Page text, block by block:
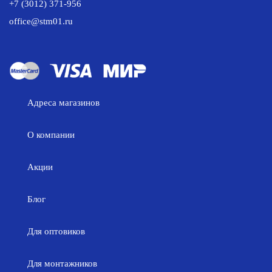
+7 (3012) 371-956
office@stm01.ru
Адреса магазинов
О компании
Акции
Блог
Для оптовиков
Для монтажников